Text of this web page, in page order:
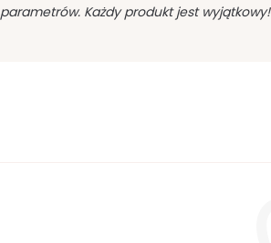
parametrów. Każdy produkt jest wyjątkowy!